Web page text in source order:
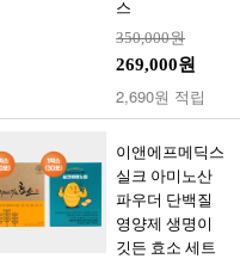
스
350,000원
269,000원
2,690원 적립
이앤에프메딕스
실크 아미노산
파우더 단백질
영양제 생명이
깃든 효소 세트